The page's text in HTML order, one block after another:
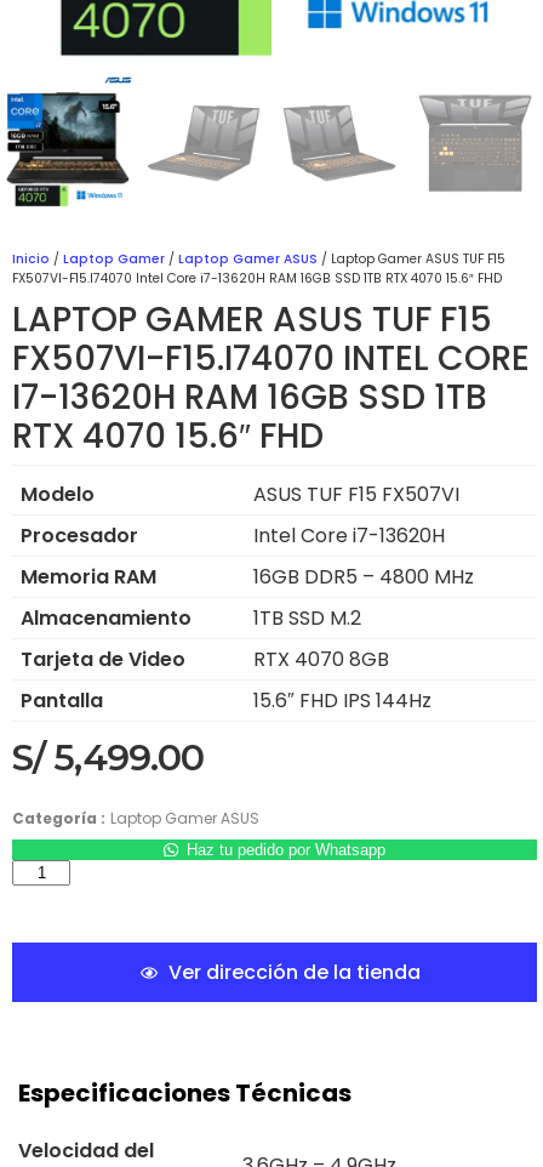
Inicio / Laptop Gamer / Laptop Gamer ASUS / Laptop Gamer ASUS TUF F15
FX507VI-F15.I74070 Intel Core i7-13620H RAM 16GB SSD 1TB RTX 4070 15.6″ FHD
LAPTOP GAMER ASUS TUF F15
FX507VI-F15.I74070 INTEL CORE
I7-13620H RAM 16GB SSD 1TB
RTX 4070 15.6″ FHD
Modelo
ASUS TUF F15 FX507VI
Procesador
Intel Core i7-13620H
Memoria RAM
16GB DDR5 – 4800 MHz
Almacenamiento
1TB SSD M.2
Tarjeta de Video
RTX 4070 8GB
Pantalla
15.6″ FHD IPS 144Hz
S/5,499.00
Categoría : Laptop Gamer ASUS
Haz tu pedido por Whatsapp
Ver dirección de la tienda
Especificaciones Técnicas
Velocidad del